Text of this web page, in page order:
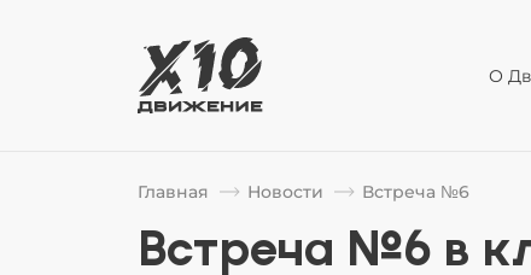
О
Главная Новости Встреча №6
Встреча №6 в